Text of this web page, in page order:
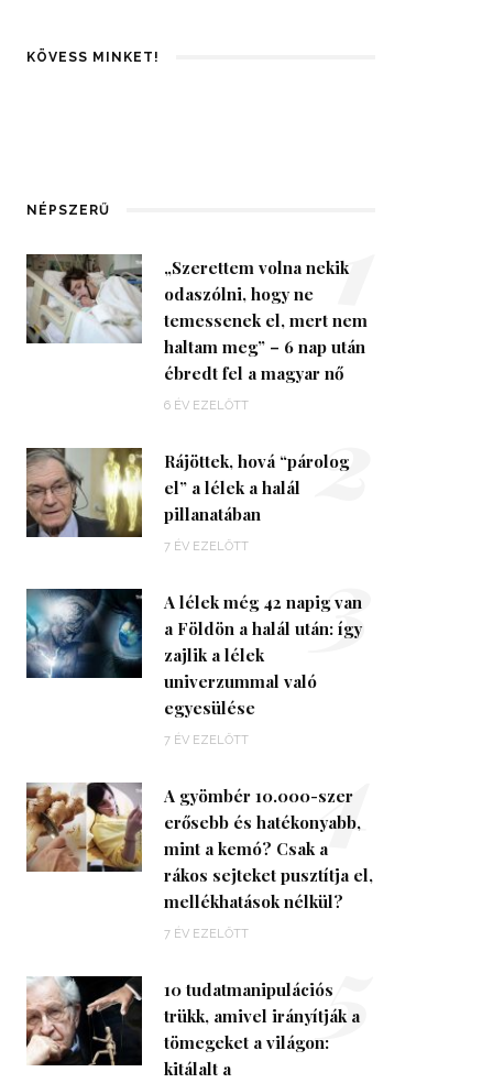
KÖVESS MINKET!
NÉPSZERŰ
„Szerettem volna nekik
odaszólni, hogy ne
temessenek el, mert nem
haltam meg” – 6 nap után
ébredt fel a magyar nő
6 ÉV EZELŐTT
1
Rájöttek, hová “párolog
el” a lélek a halál
pillanatában
7 ÉV EZELŐTT
2
A lélek még 42 napig van
a Földön a halál után: így
zajlik a lélek
univerzummal való
egyesülése
7 ÉV EZELŐTT
3
A gyömbér 10.000-szer
erősebb és hatékonyabb,
mint a kemó? Csak a
rákos sejteket pusztítja el,
mellékhatások nélkül?
7 ÉV EZELŐTT
4
10 tudatmanipulációs
trükk, amivel irányítják a
tömegeket a világon:
kitálalt a
5